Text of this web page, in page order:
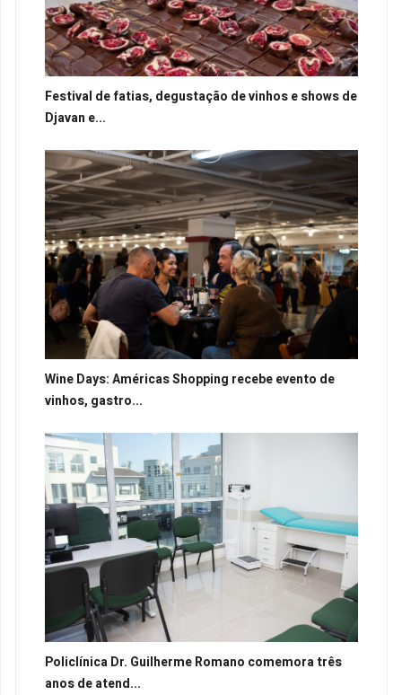
Festival de fatias, degustação de vinhos e shows de
Djavan e...
Wine Days: Américas Shopping recebe evento de
vinhos, gastro...
Policlínica Dr. Guilherme Romano comemora três
anos de atend...